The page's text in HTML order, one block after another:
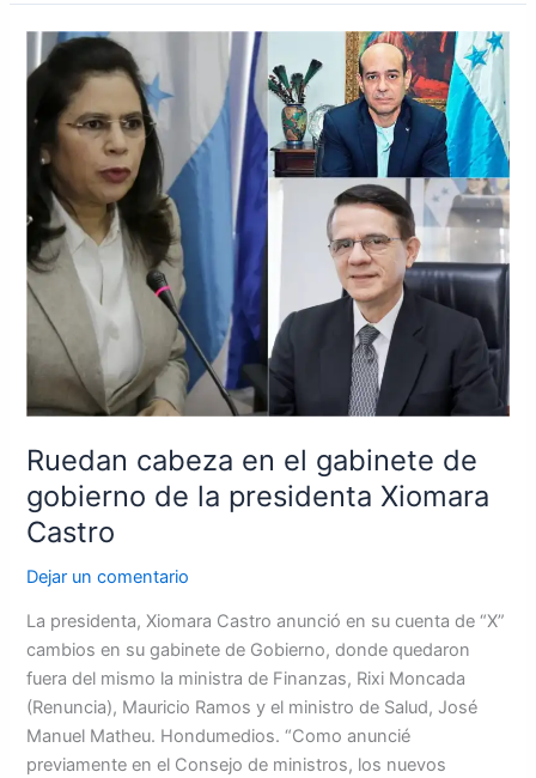
Ruedan cabeza en el gabinete de
gobierno de la presidenta Xiomara
Castro
Dejar un comentario
La presidenta, Xiomara Castro anunció en su cuenta de “X”
cambios en su gabinete de Gobierno, donde quedaron
fuera del mismo la ministra de Finanzas, Rixi Moncada
(Renuncia), Mauricio Ramos y el ministro de Salud, José
Manuel Matheu. Hondumedios. “Como anuncié
previamente en el Consejo de ministros, los nuevos
Ruedan
cabeza
el
gabinete
gobierno
de
la
presidenta
Xiomara
Castro